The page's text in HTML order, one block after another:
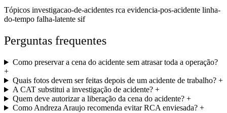
Tópicos investigacao-de-acidentes rca evidencia-pos-acidente linha-
do-tempo falha-latente sif
Perguntas frequentes
Como preservar a cena do acidente sem atrasar toda a operação?
+
Quais fotos devem ser feitas depois de um acidente de trabalho?+
A CAT substitui a investigação de acidente?+
Quem deve autorizar a liberação da cena do acidente?+
Como Andreza Araujo recomenda evitar RCA enviesada?+